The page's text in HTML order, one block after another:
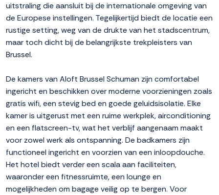
uitstraling die aansluit bij de internationale omgeving van
de Europese instellingen. Tegelijkertijd biedt de locatie een
rustige setting, weg van de drukte van het stadscentrum,
maar toch dicht bij de belangrijkste trekpleisters van
Brussel.
De kamers van Aloft Brussel Schuman zijn comfortabel
ingericht en beschikken over moderne voorzieningen zoals
gratis wifi, een stevig bed en goede geluidsisolatie. Elke
kamer is uitgerust met een ruime werkplek, airconditioning
en een flatscreen-tv, wat het verblijf aangenaam maakt
voor zowel werk als ontspanning. De badkamers zijn
functioneel ingericht en voorzien van een inloopdouche.
Het hotel biedt verder een scala aan faciliteiten,
waaronder een fitnessruimte, een lounge en
mogelijkheden om bagage veilig op te bergen. Voor